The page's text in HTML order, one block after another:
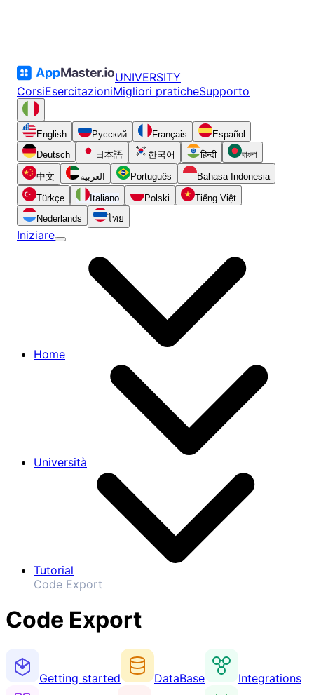
UNIVERSITY
CorsiEsercitazioniMigliori praticheSupporto
English Русский Français
Español
Deutsch
日本語 한국어 हिन्दी বাংলা
中文 العربية Português Bahasa Indonesia
Türkçe Italiano Polski
Tiếng Việt
Nederlands
ไทย
Iniziare
Home
Università
Tutorial
Code Export
Code Export
Getting started DataBase Integrations